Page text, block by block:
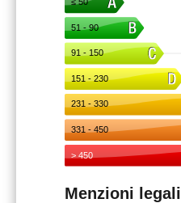
Menzioni legali